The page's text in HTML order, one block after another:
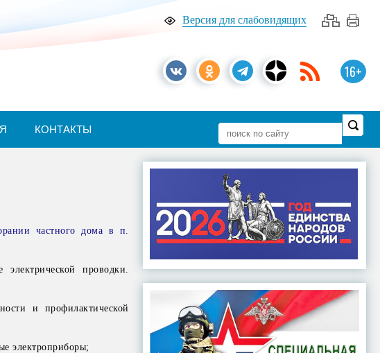
Версия для слабовидящих
16+
КОНТАКТЫ
частного дома в п.
проводки.
и профилактической
электроприборы;